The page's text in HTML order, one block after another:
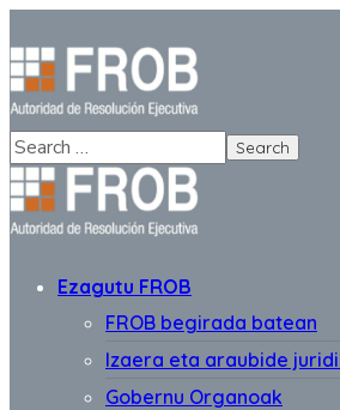
Ezagutu FROB
FROB begirada batean
Izaera eta araubide
Gobernu Organoak